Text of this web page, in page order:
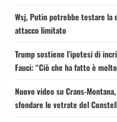
Wsj, Putin potrebbe testare la
attacco limitato
Trump sostiene l’ipotesi di
Fauci: “Ciò che ha fatto è
Nuovo video su Crans-
sfondare le vetrate del